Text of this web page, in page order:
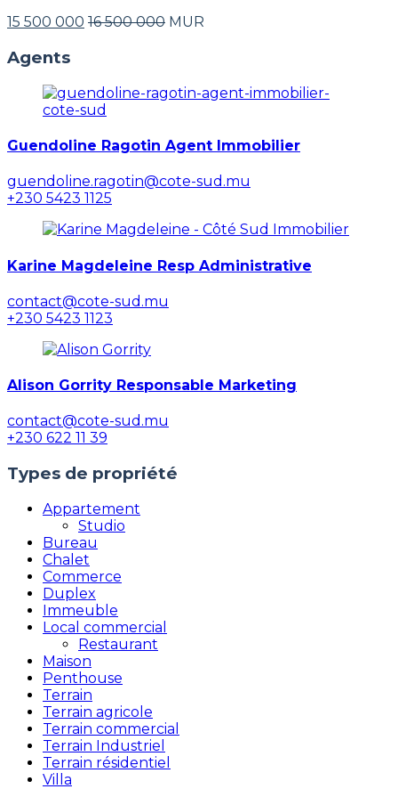
15 500 000 16 500 000 MUR
Agents
Guendoline Ragotin Agent Immobilier
guendoline.ragotin@cote-sud.mu
+230 5423 1125
Karine Magdeleine Resp Administrative
contact@cote-sud.mu
+230 5423 1123
Alison Gorrity Responsable Marketing
contact@cote-sud.mu
+230 622 11 39
Types de propriété
Appartement
Studio
Bureau
Chalet
Commerce
Duplex
Immeuble
Local commercial
Restaurant
Maison
Penthouse
Terrain
Terrain agricole
Terrain commercial
Terrain Industriel
Terrain résidentiel
Villa